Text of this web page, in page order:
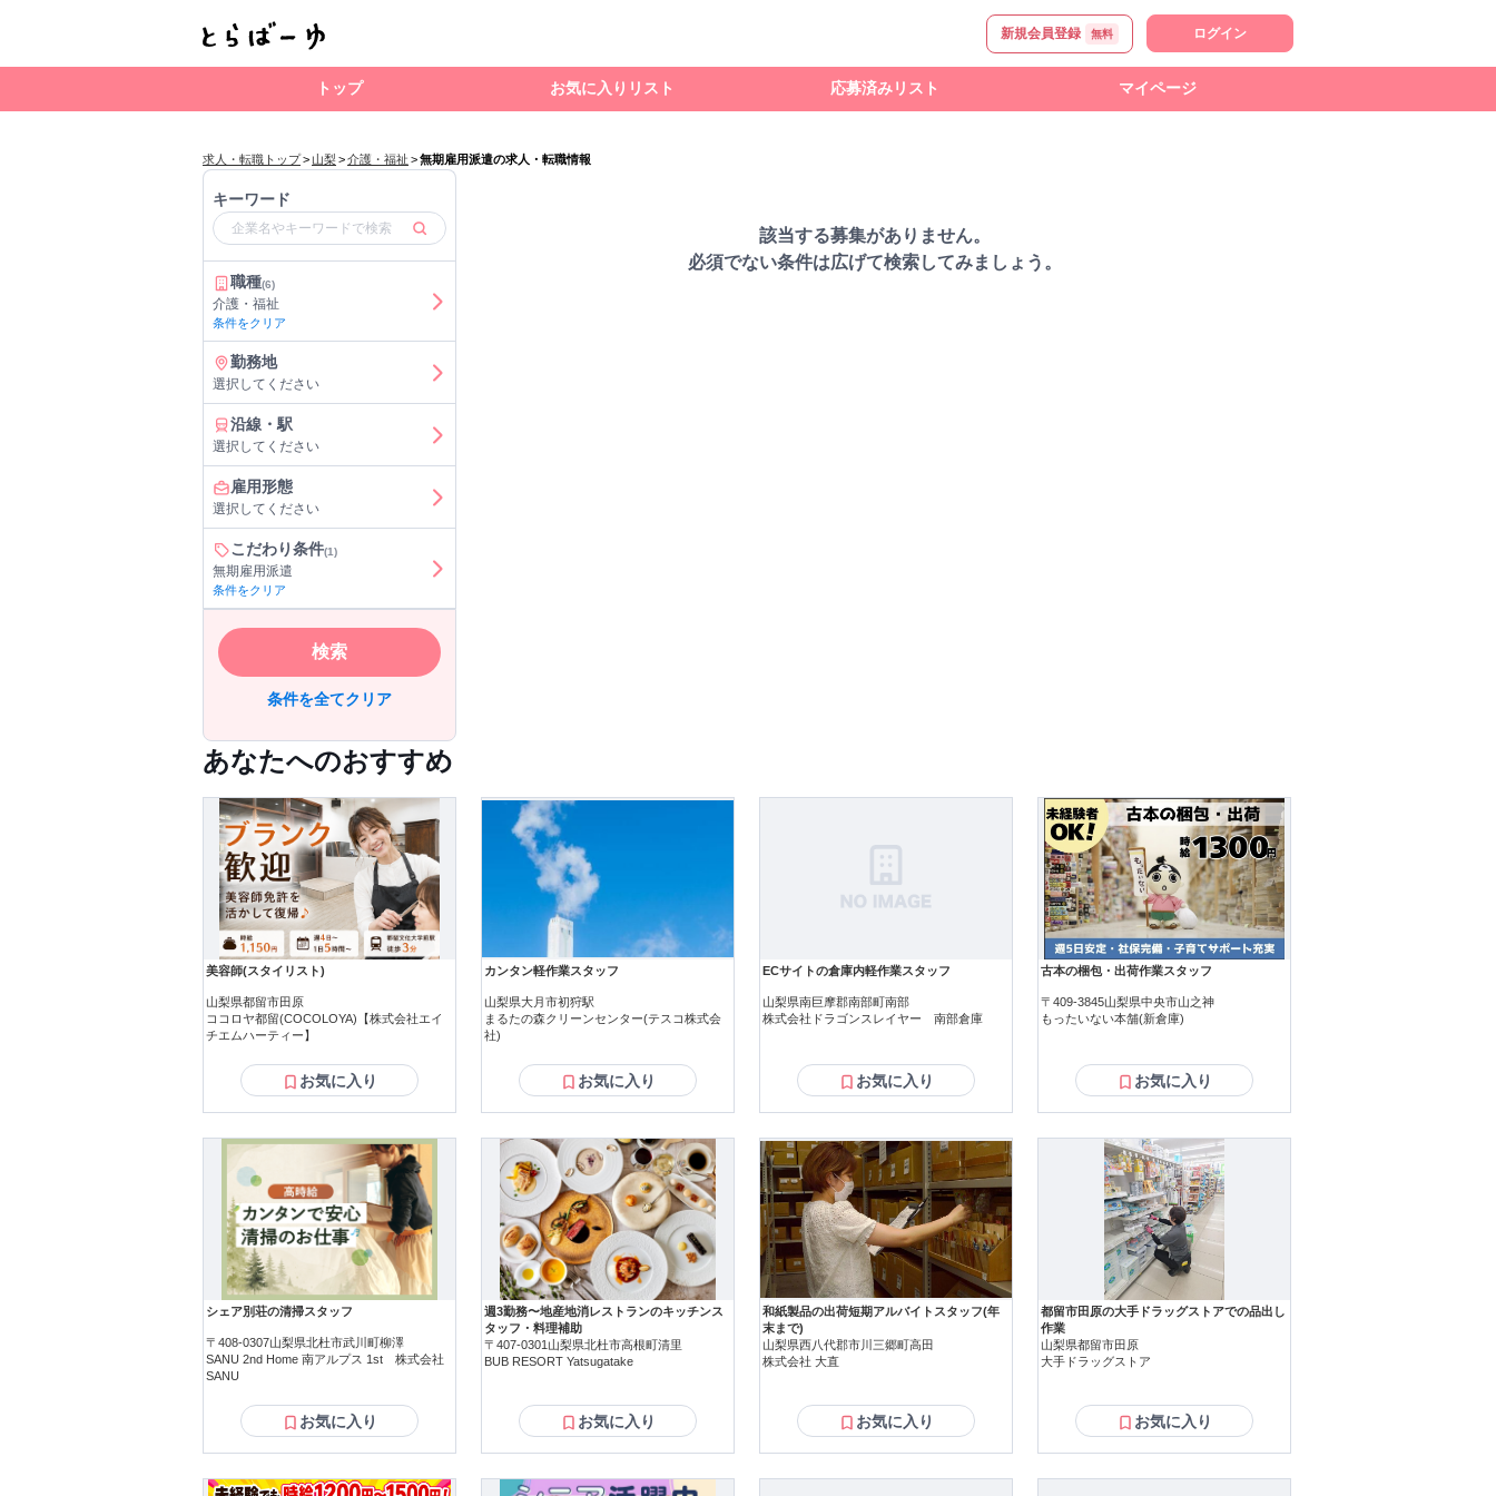
新規会員登録 無料 ログイン
トップ お気に入りリスト 応募済みリスト マイページ
求人・転職トップ> 山梨>介護・福祉 >無期雇用派遣の求人・転職情報
キーワード
職種(6)
介護・福祉
条件をクリア
勤務地
選択してください
沿線・駅
選択してください
雇用形態
選択してください
こだわり条件(1)
無期雇用派遣
条件をクリア
検索
条件を全てクリア
該当する募集がありません。
必須でない条件は広げて検索してみましょう。
あなたへのおすすめ
美容師(スタイリスト)
山梨県都留市田原
ココロヤ都留(COCOLOYA)【株式会社エイ
チエムハーティー】
お気に入り
カンタン軽作業スタッフ
山梨県大月市初狩駅
まるたの森クリーンセンター(テスコ株式会
社)
お気に入り
ECサイトの倉庫内軽作業スタッフ
山梨県南巨摩郡南部町南部
株式会社ドラゴンスレイヤー 南部倉庫
お気に入り
古本の梱包・出荷作業スタッフ
〒409-3845山梨県中央市山之神
もったいない本舗(新倉庫)
お気に入り
シェア別荘の清掃スタッフ
〒408-0307山梨県北杜市武川町柳澤
SANU 2nd Home 南アルプス 1st 株式会社
SANU
お気に入り
週3勤務〜地産地消レストランのキッチンス
タッフ・料理補助
〒407-0301山梨県北杜市高根町清里
BUB RESORT Yatsugatake
お気に入り
和紙製品の出荷短期アルバイトスタッフ(年
末まで)
山梨県西八代郡市川三郷町高田
株式会社 大直
お気に入り
都留市田原の大手ドラッグストアでの品出し
作業
山梨県都留市田原
大手ドラッグストア
お気に入り